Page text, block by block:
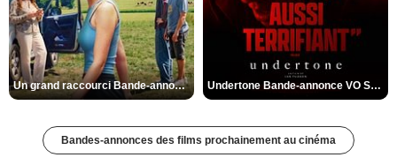
Un grand raccourci Bande-annonce VF Undertone Bande-annonce VO STFR
Bandes-annonces des films prochainement au cinéma